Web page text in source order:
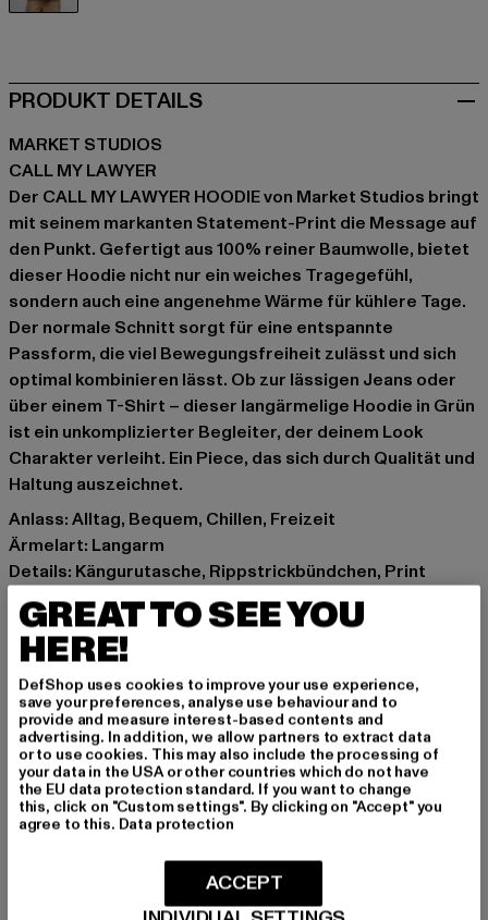
PRODUKT DETAILS
MARKET STUDIOS
CALL MY LAWYER
Der CALL MY LAWYER HOODIE von Market Studios bringt
mit seinem markanten Statement-Print die Message auf
den Punkt. Gefertigt aus 100% reiner Baumwolle, bietet
dieser Hoodie nicht nur ein weiches Tragegefühl,
sondern auch eine angenehme Wärme für kühlere Tage.
Der normale Schnitt sorgt für eine entspannte
Passform, die viel Bewegungsfreiheit zulässt und sich
optimal kombinieren lässt. Ob zur lässigen Jeans oder
über einem T-Shirt – dieser langärmelige Hoodie in Grün
ist ein unkomplizierter Begleiter, der deinem Look
Charakter verleiht. Ein Piece, das sich durch Qualität und
Haltung auszeichnet.
Anlass: Alltag, Bequem, Chillen, Freizeit
Ärmelart: Langarm
Details: Kängurutasche, Rippstrickbündchen, Print
Schnitt: Normal
Marke: Market Studios
Kat.: Sweat & Fleece - Hoodies
Farbe: grün
Hersteller Farbe: kelp
Materialzusammensetzung: 100% Baumwolle
Art.Nr: 397000693-10430
Hersteller: After Market, Inc |help@marketstudios.com
Colorado BLVD. 1800 | 90041 Los Angeles | US
GRÖSSE & PASSFORM
GREAT TO SEE YOU
HERE!
DefShop uses cookies to improve your use experience,
save your preferences, analyse use behaviour and to
provide and measure interest-based contents and
advertising. In addition, we allow partners to extract data
or to use cookies. This may also include the processing of
your data in the USA or other countries which do not have
the EU data protection standard. If you want to change
this, click on "Custom settings". By clicking on "Accept" you
agree to this. Data protection
ACCEPT